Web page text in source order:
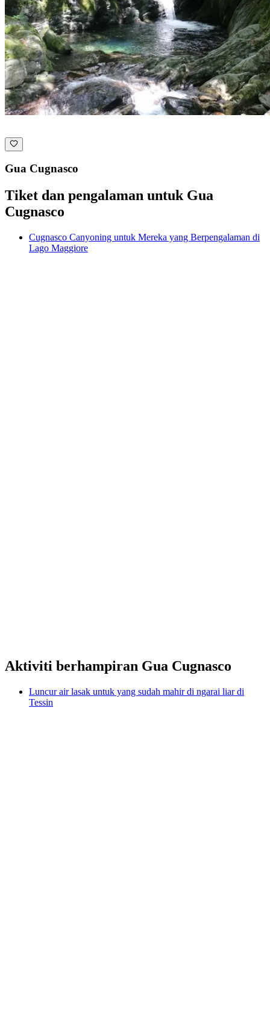
Gua Cugnasco
Tiket dan pengalaman untuk Gua
Cugnasco
Cugnasco Canyoning untuk Mereka yang Berpengalaman di
Lago Maggiore
Aktiviti berhampiran Gua Cugnasco
Luncur air lasak untuk yang sudah mahir di ngarai liar di
Tessin